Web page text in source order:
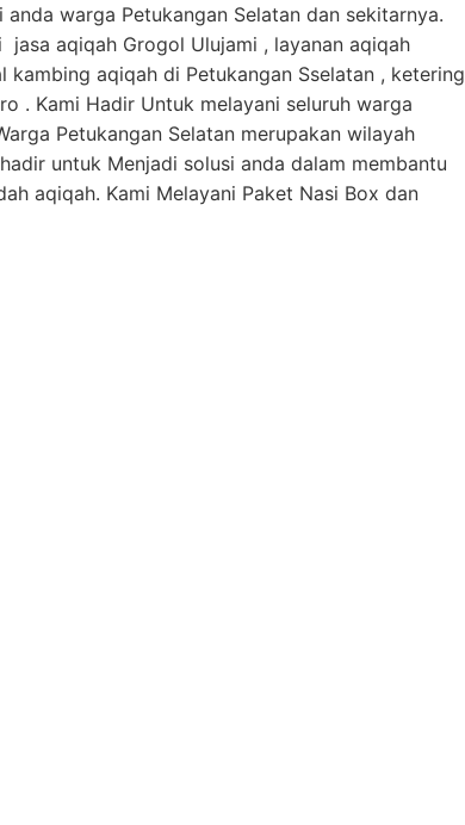
warga Petukangan Selatan dan sekitarnya.
jasa aqiqah Grogol Ulujami , layanan aqiqah
kambing aqiqah di Petukangan Sselatan , ketering
. Kami Hadir Untuk melayani seluruh warga
Petukangan Selatan merupakan wilayah
untuk Menjadi solusi anda dalam membantu
aqiqah. Kami Melayani Paket Nasi Box dan